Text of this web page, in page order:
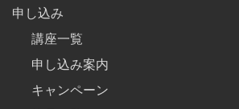
申し込み
講座一覧
申し込み案内
キャンペーン